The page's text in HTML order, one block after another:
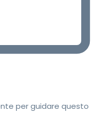
per guidare questo